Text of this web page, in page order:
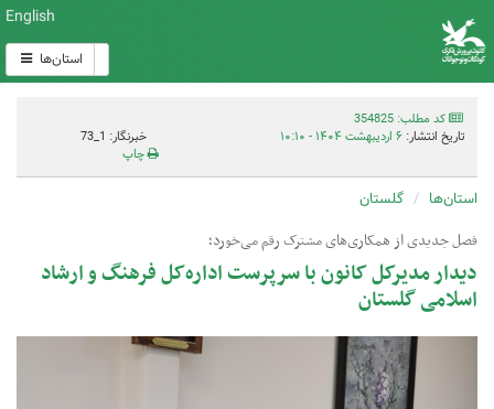
English
استان‌ها
کد مطلب: 354825
تاریخ انتشار: ۶ اردیبهشت ۱۴۰۴ - ۱۰:۱۰
خبرنگار: 1_73
چاپ
استان‌ها گلستان
فصل جدیدی از همکاری‌های مشترک رقم می‌خورد؛
دیدار مدیرکل کانون با سرپرست اداره‌کل فرهنگ و ارشاد
اسلامی گلستان